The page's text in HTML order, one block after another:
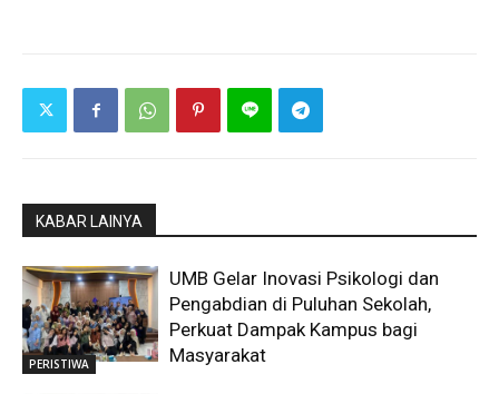
KABAR LAINYA
PERISTIWA
UMB Gelar Inovasi Psikologi dan
Pengabdian di Puluhan Sekolah,
Perkuat Dampak Kampus bagi
Masyarakat